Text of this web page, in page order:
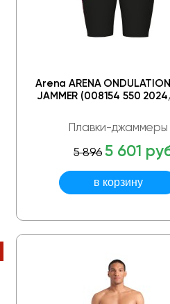
Arena ARENA
JAMMER (008154 550
Плавки-джаммеры
5 896 5 601